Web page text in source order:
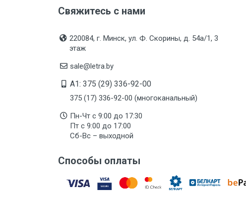
Свяжитесь с нами
220084, г. Минск, ул. Ф. Скорины, д. 54а/1, 3
этаж
sale@letra.by
A1: 375 (29) 336-92-00
375 (17) 336-92-00 (многоканальный)
Пн-Чт с 9:00 до 17:30
Пт с 9:00 до 17:00
Сб-Вс – выходной
Способы оплаты